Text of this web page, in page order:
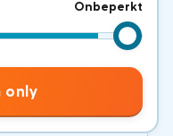
Onbeperkt
only